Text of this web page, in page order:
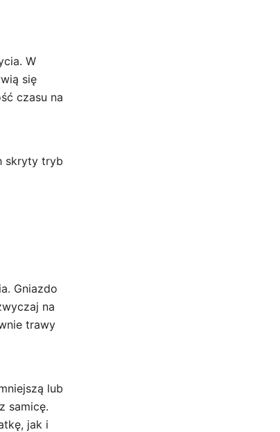
W
się
czasu na
skryty tryb
Gniazdo
na
trawy
lub
samicę.
jak i